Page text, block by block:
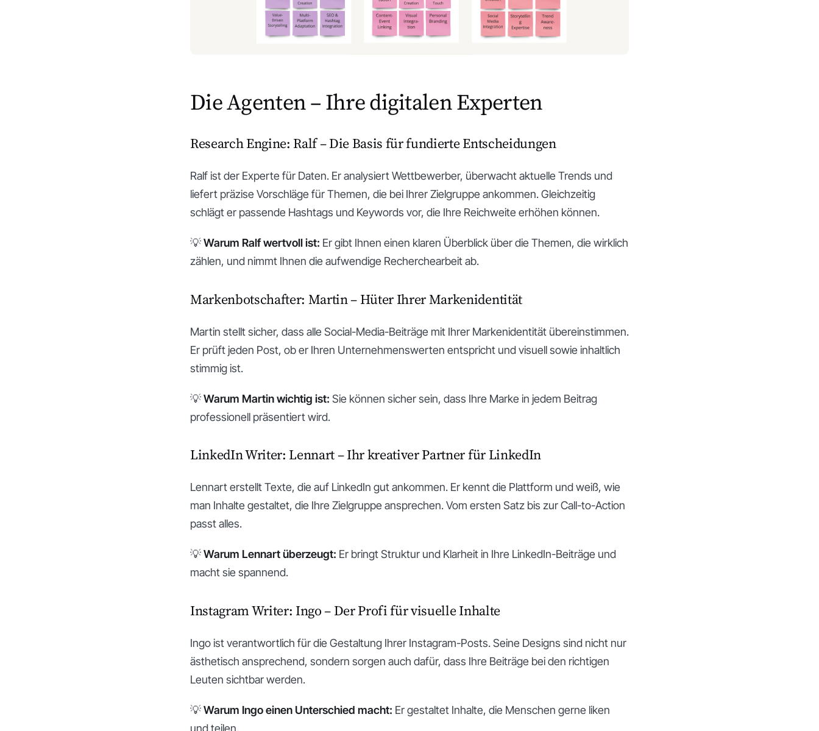
Die Agenten – Ihre digitalen Experten
Research Engine: Ralf – Die Basis für fundierte Entscheidungen
Ralf ist der Experte für Daten. Er analysiert Wettbewerber, überwacht aktuelle Trends und
liefert präzise Vorschläge für Themen, die bei Ihrer Zielgruppe ankommen. Gleichzeitig
schlägt er passende Hashtags und Keywords vor, die Ihre Reichweite erhöhen können.
💡Warum Ralf wertvoll ist: Er gibt Ihnen einen klaren Überblick über die Themen, die wirklich
zählen, und nimmt Ihnen die aufwendige Recherchearbeit ab.
Markenbotschafter: Martin – Hüter Ihrer Markenidentität
Martin stellt sicher, dass alle Social-Media-Beiträge mit Ihrer Markenidentität übereinstimmen.
Er prüft jeden Post, ob er Ihren Unternehmenswerten entspricht und visuell sowie inhaltlich
stimmig ist.
💡Warum Martin wichtig ist: Sie können sicher sein, dass Ihre Marke in jedem Beitrag
professionell präsentiert wird.
LinkedIn Writer: Lennart – Ihr kreativer Partner für LinkedIn
Lennart erstellt Texte, die auf LinkedIn gut ankommen. Er kennt die Plattform und weiß, wie
man Inhalte gestaltet, die Ihre Zielgruppe ansprechen. Vom ersten Satz bis zur Call-to-Action
passt alles.
💡Warum Lennart überzeugt: Er bringt Struktur und Klarheit in Ihre LinkedIn-Beiträge und
macht sie spannend.
Instagram Writer: Ingo – Der Profi für visuelle Inhalte
Ingo ist verantwortlich für die Gestaltung Ihrer Instagram-Posts. Seine Designs sind nicht nur
ästhetisch ansprechend, sondern sorgen auch dafür, dass Ihre Beiträge bei den richtigen
Leuten sichtbar werden.
💡Warum Ingo einen Unterschied macht: Er gestaltet Inhalte, die Menschen gerne liken
und teilen.